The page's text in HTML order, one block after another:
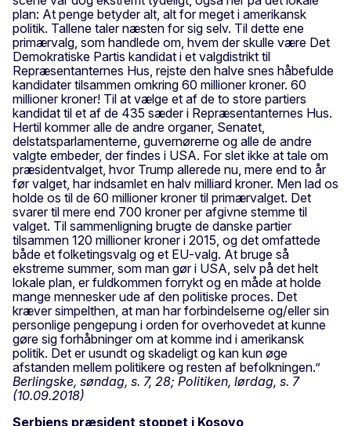
plan: At penge betyder alt, alt for meget i amerikansk
politik. Tallene taler næsten for sig selv. Til dette ene
primærvalg, som handlede om, hvem der skulle være Det
Demokratiske Partis kandidat i et valgdistrikt til
Repræsentanternes Hus, rejste den halve snes håbefulde
kandidater tilsammen omkring 60 millioner kroner. 60
millioner kroner! Til at vælge et af de to store partiers
kandidat til et af de 435 sæder i Repræsentanternes Hus.
Hertil kommer alle de andre organer, Senatet,
delstatsparlamenterne, guvernørerne og alle de andre
valgte embeder, der findes i USA. For slet ikke at tale om
præsidentvalget, hvor Trump allerede nu, mere end to år
før valget, har indsamlet en halv milliard kroner. Men lad os
holde os til de 60 millioner kroner til primærvalget. Det
svarer til mere end 700 kroner per afgivne stemme til
valget. Til sammenligning brugte de danske partier
tilsammen 120 millioner kroner i 2015, og det omfattede
både et folketingsvalg og et EU-valg. At bruge så
ekstreme summer, som man gør i USA, selv på det helt
lokale plan, er fuldkommen forrykt og en måde at holde
mange mennesker ude af den politiske proces. Det
kræver simpelthen, at man har forbindelserne og/eller sin
personlige pengepung i orden for overhovedet at kunne
gøre sig forhåbninger om at komme ind i amerikansk
politik. Det er usundt og skadeligt og kan kun øge
afstanden mellem politikere og resten af befolkningen.”
Berlingske, søndag, s. 7, 28; Politiken, lørdag, s. 7
(10.09.2018)
Serbiens præsident stoppet i Kosovo